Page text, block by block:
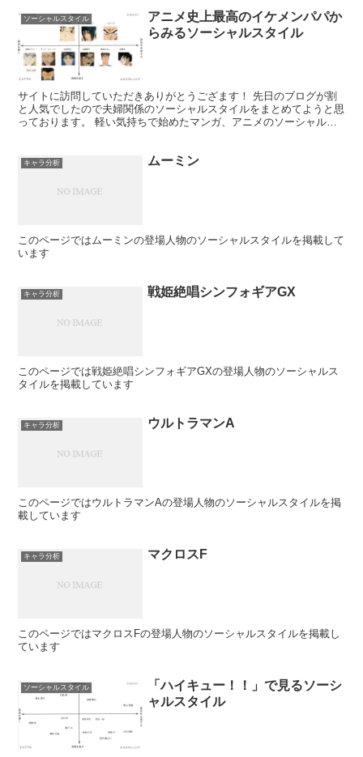
ソーシャルスタイル
アニメ史上最高のイケメンパパか
らみるソーシャルスタイル
サイトに訪問していただきありがとうござます！ 先日のブログが割
と人気でしたので夫婦関係のソーシャルスタイルをまとめてようと思
っております。 軽い気持ちで始めたマンガ、アニメのソーシャルス
キャラ分析 ムーミン
このページではムーミンの登場人物のソーシャルスタイルを掲載して
います
キャラ分析 戦姫絶唱シンフォギアGX
このページでは戦姫絶唱シンフォギアGXの登場人物のソーシャルス
タイルを掲載しています
キャラ分析 ウルトラマンA
このページではウルトラマンAの登場人物のソーシャルスタイルを掲
載しています
キャラ分析 マクロスF
このページではマクロスFの登場人物のソーシャルスタイルを掲載し
ています
ソーシャルスタイル
「ハイキュー！！」で見るソーシ
ャルスタイル